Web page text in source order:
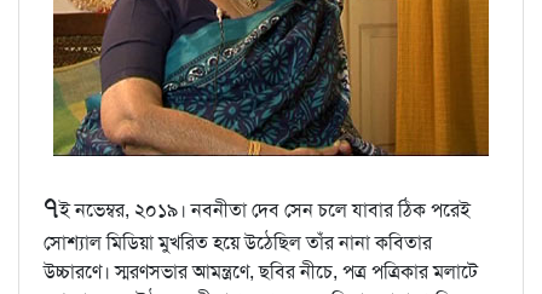
৭ই নভেম্বর, ২০১৯। নবনীতা দেব সেন চলে যাবার ঠিক পরেই
সোশ্যাল মিডিয়া মুখরিত হয়ে উঠেছিল তাঁর নানা কবিতার
উচ্চারণে। স্মরণসভার আমন্ত্রণে, ছবির নীচে, পত্র পত্রিকার মলাটে